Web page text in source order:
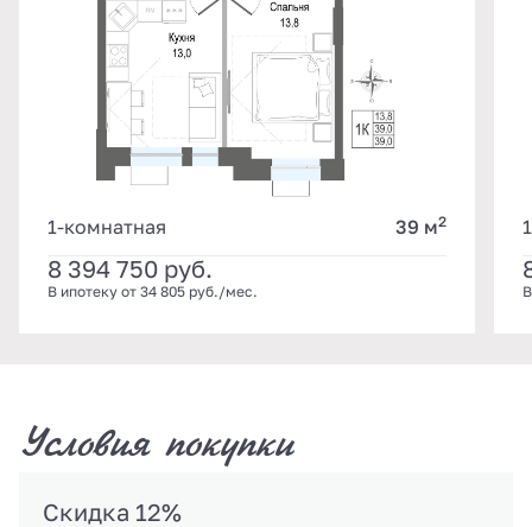
1-комнатная 39 м2
8 394 750 руб.
В ипотеку от 34 805 руб./мес.
Условия покупки
Скидка 12%